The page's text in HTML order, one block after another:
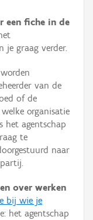
een fiche in de
je graag verder.
van de
of de
organisatie
het agentschap
te
naar
over werken
bij wie je
het agentschap